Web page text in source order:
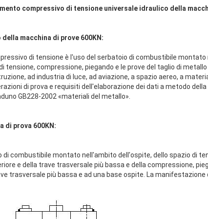
compressivo di tensione universale idraulico della
macchina di prove 600KN:
di tensione è l'uso del serbatoio di combustibile
tensione, compressione, piegando e le prove del taglio di
ad industria di luce, ad aviazione, a spazio aereo, a
di prova e requisiti dell'elaborazione dei dati a metodo
GB228-2002 «materiali del metallo».
di prova 600KN:
di combustibile montato nell'ambito dell'ospite, dello spazio di
e della trave trasversale più bassa e della compressione,
trasversale più bassa e ad una base ospite. La